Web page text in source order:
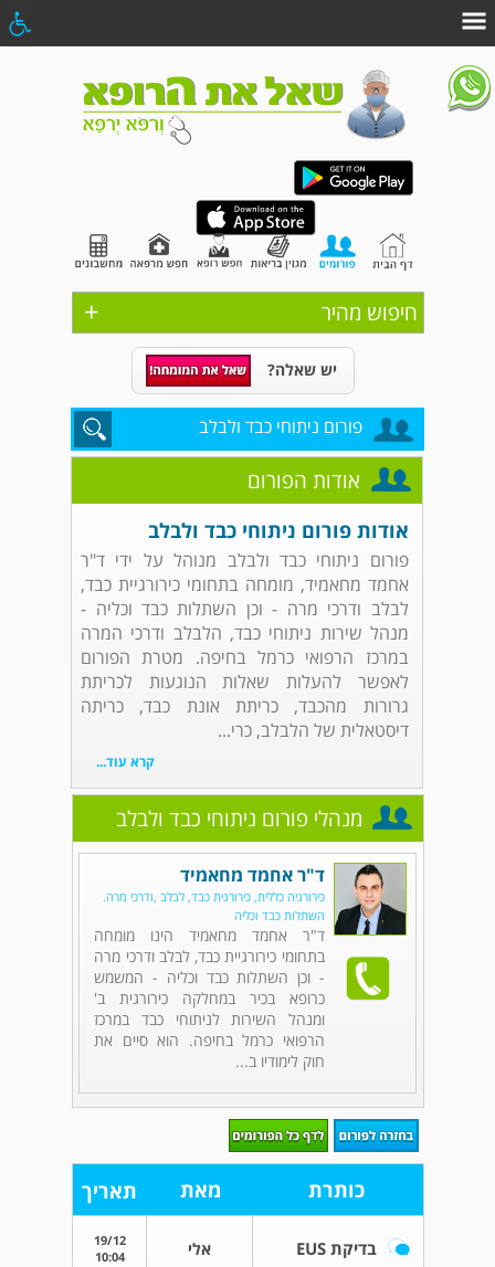
+ חיפוש מהיר
יש שאלה?
פורום ניתוחי כבד ולבלב
אודות הפורום
אודות פורום ניתוחי כבד ולבלב
פורום ניתוחי כבד ולבלב מנוהל על ידי ד"ר
אחמד מחאמיד, מומחה בתחומי כירורגיית כבד,
לבלב ודרכי מרה - וכן השתלות כבד וכליה -
מנהל שירות ניתוחי כבד, הלבלב ודרכי המרה
במרכז הרפואי כרמל בחיפה. מטרת הפורום
לאפשר להעלות שאלות הנוגעות לכריתת
גרורות מהכבד, כריתת אונת כבד, כריתה
דיסטאלית של הלבלב, כרי...
קרא עוד...
מנהלי פורום ניתוחי כבד ולבלב
ד"ר אחמד מחאמיד
כירורגיה כללית, כירורגית כבד, לבלב ,ודרכי מרה.
השתלות כבד וכליה
ד"ר אחמד מחאמיד הינו מומחה
בתחומי כירורגיית כבד, לבלב ודרכי מרה
- וכן השתלות כבד וכליה - המשמש
כרופא בכיר במחלקה כירורגית ב'
ומנהל השירות לניתוחי כבד במרכז
הרפואי כרמל בחיפה. הוא סיים את
חוק לימודיו ב...
כותרת מאת תאריך
בדיקת EUS אלי
19/12
10:04